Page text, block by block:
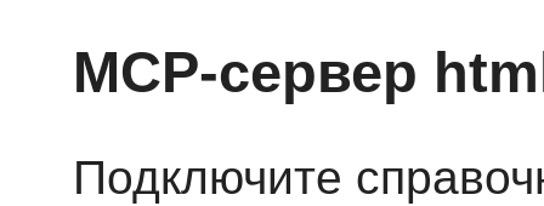
MCP-сервер
Подключите